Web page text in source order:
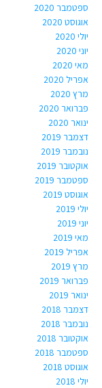
ספטמבר 2020
אוגוסט 2020
יולי 2020
יוני 2020
מאי 2020
אפריל 2020
מרץ 2020
פברואר 2020
ינואר 2020
דצמבר 2019
נובמבר 2019
אוקטובר 2019
ספטמבר 2019
אוגוסט 2019
יולי 2019
יוני 2019
מאי 2019
אפריל 2019
מרץ 2019
פברואר 2019
ינואר 2019
דצמבר 2018
נובמבר 2018
אוקטובר 2018
ספטמבר 2018
אוגוסט 2018
יולי 2018